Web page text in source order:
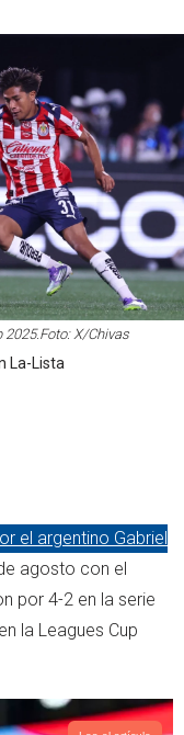
2025.Foto: X/Chivas
La-Lista
el argentino Gabriel
agosto con el
por 4-2 en la serie
la Leagues Cup